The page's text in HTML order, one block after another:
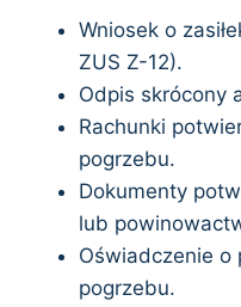
Wniosek o
ZUS Z-12).
Odpis skrócony
Rachunki
pogrzebu.
Dokumenty
lub
Oświadczenie o
pogrzebu.